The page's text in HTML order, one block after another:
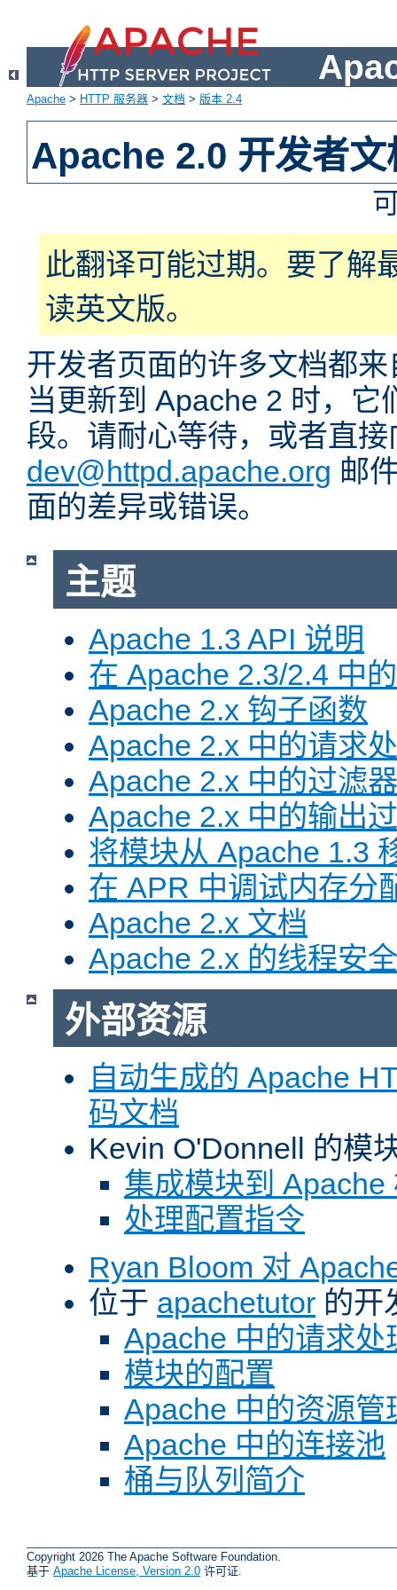
Apache > HTTP 服务器 > 文档 > 版本 2.4
Apache 2.0 开发者文
此翻译可能过期。要了解
读英文版。
开发者页面的许多文档都
当更新到 Apache 2 时，它
段。请耐心等待，或者直接
dev@httpd.apache.org 邮
面的差异或错误。
主题
Apache 1.3 API 说明
在 Apache 2.3/2.4 中
Apache 2.x 钩子函数
Apache 2.x 中的请求
Apache 2.x 中的过滤器
Apache 2.x 中的输出
将模块从 Apache 1.3
在 APR 中调试内存分
Apache 2.x 文档
Apache 2.x 的线程安
外部资源
自动生成的 Apache
码文档
Kevin O'Donnell 的模
集成模块到 Apache
处理配置指令
Ryan Bloom 对
位于 apachetutor 的开
Apache 中的请求处
模块的配置
Apache 中的资源管
Apache 中的连接池
桶与队列简介
Copyright 2026 The Apache Software Foundation.
基于 Apache License, Version 2.0 许可证.